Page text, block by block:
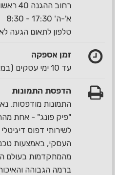
רחוב ההגנה 40 ראשון לציון.
א'-ה' 17:30 - 8:30
טלפון לתאום הגעה לאיסוף 1-700-
זמן אספקה
עד 10 ימי עסקים (במשלוח או באיסוף עצמי)
הדפסת התמונות
התמונות מודפסות,
"פיק פונג" - אחת
לשירותי דפוס
העסקי, באמצעות
מהמתקדמות בעולם
ברמה הגבוהה